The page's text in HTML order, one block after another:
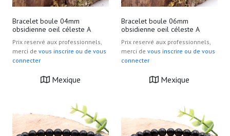
Bracelet boule 04mm
obsidienne oeil céleste A
Prix reservé aux professionnels,
merci de vous inscrire ou de vous
connecter
Mexique
Bracelet boule 06mm
obsidienne oeil céleste A
Prix reservé aux professionnels,
merci de vous inscrire ou de vous
connecter
Mexique